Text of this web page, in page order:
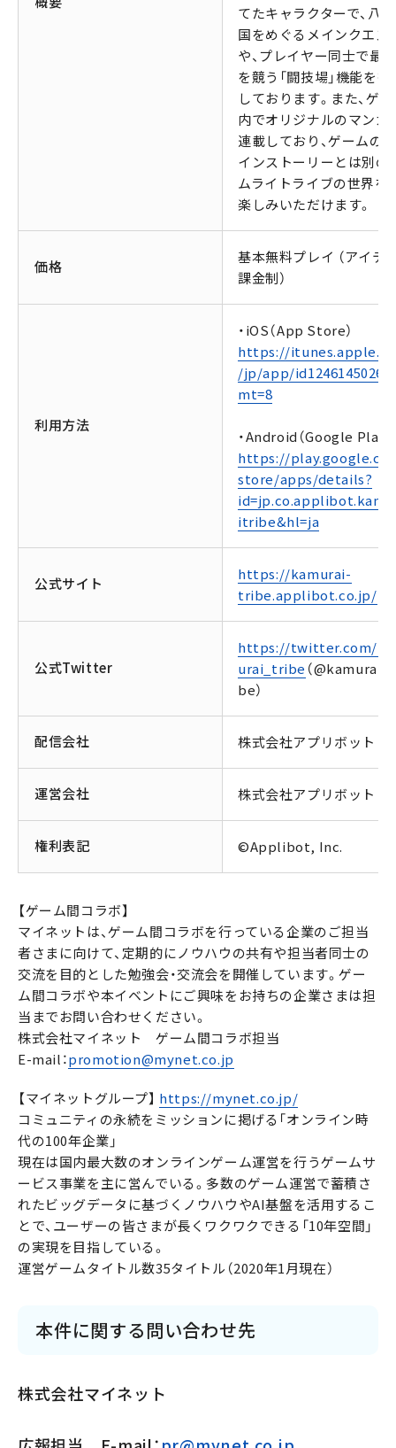
てたキャラクターで、八
国をめぐるメインクエス
や、プレイヤー同士で最
を競う「闘技場」機能を搭
しております。また、ゲ
内でオリジナルのマンガ
連載しており、ゲームの
インストーリーとは別の
ムライトライブの世界を
楽しみいただけます。
価格
基本無料プレイ （アイテ
課金制）
利用方法
・iOS（App Store）
https://
/jp/app/id1246145026?
mt=8
・Android（Google Play）
https://
store/apps/details?
itribe&hl=ja
公式サイト
https://kamurai-
tribe.applibot.co.jp/
公式Twitter
https://twitter.com/
urai_tribe （
be）
配信会社 株式会社アプリボット
運営会社 株式会社アプリボット
権利表記 ©Applibot, Inc.
【ゲーム間コラボ】
マイネットは、ゲーム間コラボを行っている企業のご担当
者さまに向けて、定期的にノウハウの共有や担当者同士の
交流を目的とした勉強会・交流会を開催しています。ゲー
ム間コラボや本イベントにご興味をお持ちの企業さまは担
当までお問い合わせください。
株式会社マイネット ゲーム間コラボ担当
E-mail：promotion@mynet.co.jp
【マイネットグループ】 https://mynet.co.jp/
コミュニティの永続をミッションに掲げる「オンライン時
代の100年企業」
現在は国内最大数のオンラインゲーム運営を行うゲームサ
ービス事業を主に営んでいる。多数のゲーム運営で蓄積さ
れたビッグデータに基づくノウハウやAI基盤を活用するこ
とで、ユーザーの皆さまが長くワクワクできる「10年空間」
の実現を目指している。
運営ゲームタイトル数35タイトル（2020年1月現在）
本件に関する問い合わせ先
株式会社マイネット